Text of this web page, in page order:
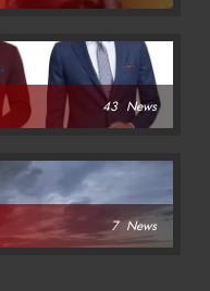
43 News
7 News